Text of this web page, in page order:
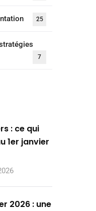
25
7
: ce qui
1er janvier
2026 : une